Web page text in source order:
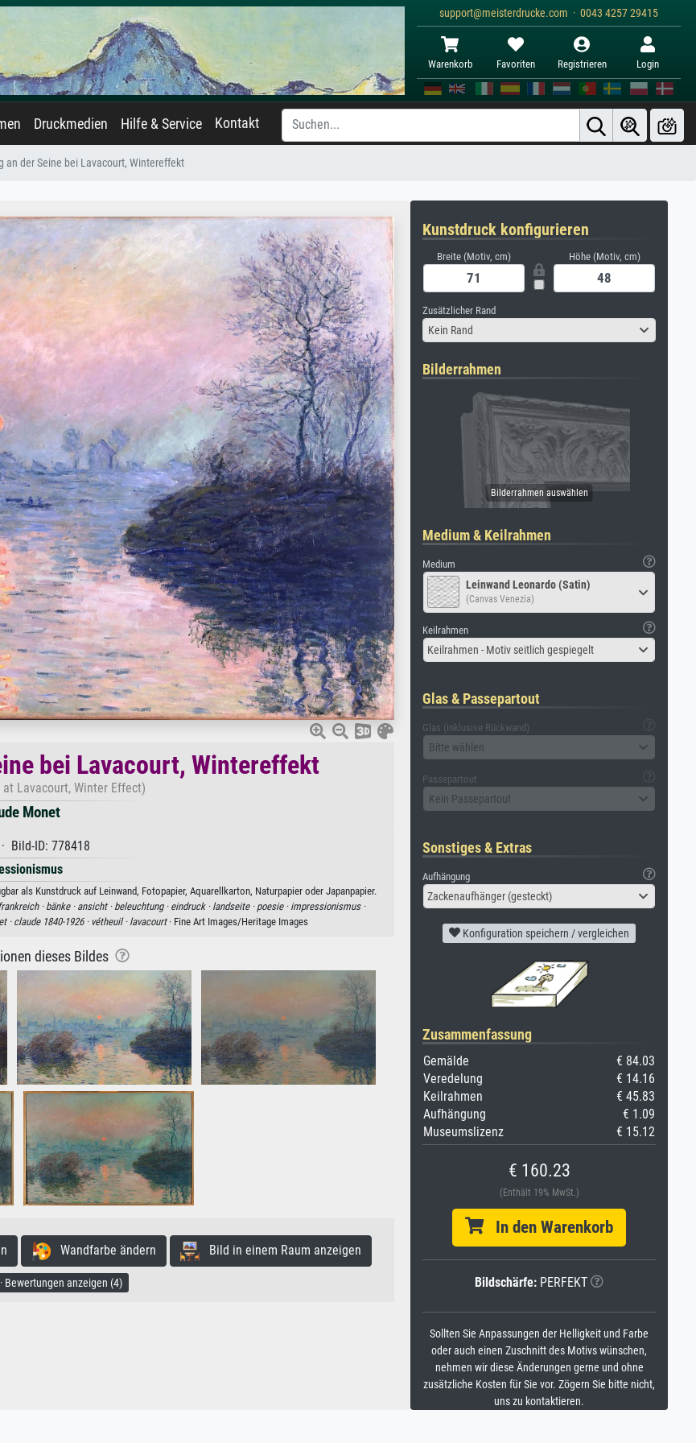
support@meisterdrucke.com · 0043 4257 29415
Warenkorb Favoriten Registrieren Login
Druckmedien Hilfe & Service Kontakt
an der Seine bei Lavacourt, Wintereffekt
bei Lavacourt, Wintereffekt
Lavacourt, Winter Effect)
Monet
Bild-ID: 778418
als Kunstdruck auf Leinwand, Fotopapier, Aquarellkarton, Naturpapier oder Japanpapier.
· bänke · ansicht · beleuchtung · eindruck · landseite · poesie · impressionismus ·
· claude 1840-1926 · vétheuil · lavacourt· Fine Art Images/Heritage Images
dieses Bildes
Wandfarbe ändern Bild in einem Raum anzeigen
Bewertungen anzeigen (4)
Kunstdruck konfigurieren
Breite (Motiv, cm) Höhe (Motiv, cm)
Zusätzlicher Rand
Kein Rand
Bilderrahmen
Medium & Keilrahmen
Medium
Leinwand Leonardo (Satin)
(Canvas Venezia)
Keilrahmen
Keilrahmen - Motiv seitlich gespiegelt
Glas & Passepartout
Glas (inklusive Rückwand)
Bitte wählen
Passepartout
Kein Passepartout
Sonstiges & Extras
Aufhängung
Zackenaufhänger (gesteckt)
Konfiguration speichern / vergleichen
Zusammenfassung
Gemälde
€ 84.03
Veredelung
€ 14.16
Keilrahmen
€ 45.83
Aufhängung
€ 1.09
Museumslizenz
€ 15.12
€ 160.23
(Enthält 19% MwSt.)
In den Warenkorb
Bildschärfe: PERFEKT
Sollten Sie Anpassungen der Helligkeit und Farbe
oder auch einen Zuschnitt des Motivs wünschen,
nehmen wir diese Änderungen gerne und ohne
zusätzliche Kosten für Sie vor. Zögern Sie bitte nicht,
uns zu kontaktieren.